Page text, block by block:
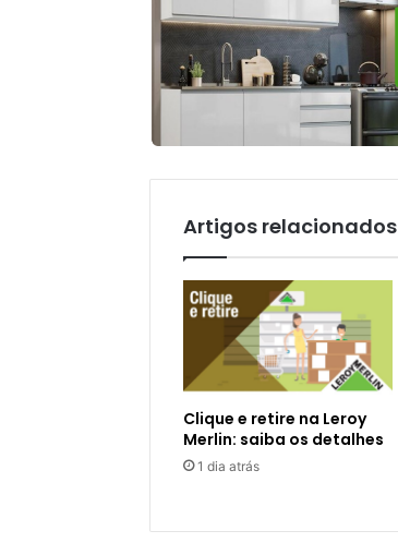
Artigos relacionados
Clique e retire na Leroy
Merlin: saiba os detalhes
1 dia atrás